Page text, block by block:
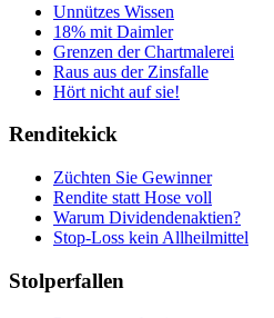
Unnützes Wissen
18% mit Daimler
Grenzen der Chartmalerei
Raus aus der Zinsfalle
Hört nicht auf sie!
Renditekick
Züchten Sie Gewinner
Rendite statt Hose voll
Warum Dividendenaktien?
Stop-Loss kein Allheilmittel
Stolperfallen